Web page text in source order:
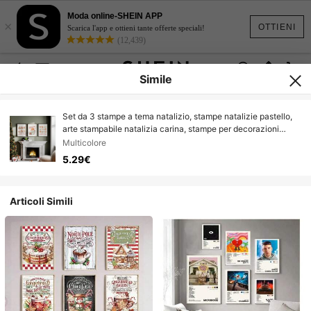
OTTIENI
×
Moda online-SHEIN APP
Scarica l'app e ottieni tante offerte speciali!
(12,439)
Simile
Set da 3 stampe a tema natalizio, stampe natalizie pastello,
arte stampabile natalizia carina, stampe per decorazioni
natalizie, decorazioni natalizie neutre, poster d'arte su tela
per camera da letto, soggiorno, corridoio, decorazione per la
casa
Multicolore
5.29€
Articoli Simili